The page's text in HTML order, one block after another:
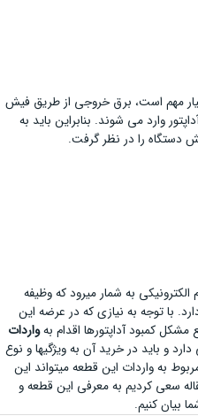
مهم است، برق خروجی از طریق فیش
وارد می شوند. بنابراین باید به
دستگاه را در نظر گرفت.
به شمار می­رود که وظیفه
با توجه به نیازی که در عرضه این
کمبود آداپتورها اقدام بهواردات
و باید در خرید آن به ویژگی­ها و نوع
به واردات این قطعه می­تواند این
سعی کردیم به معرفی این قطعه و
بیان کنیم.